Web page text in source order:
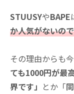
STUUSYやBAPE
か人気がないの
その理由からも
ても1000円が最
界です」 とか「